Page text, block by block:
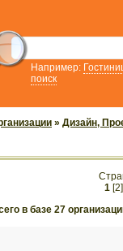
Например:
поиск
» Дизайн,
1 [2]
в базе 27